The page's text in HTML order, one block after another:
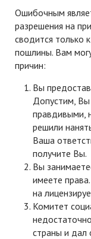
Ошибочным
разрешения на
сводится только
пошлины. Вам
причин:
Вы
Допустим, Вы
правдивыми,
решили
Ваша
получите Вы.
Вы
имеете
на
Комитет
страны и дал